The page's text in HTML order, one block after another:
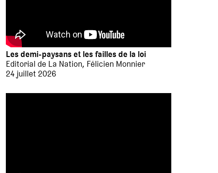
Les demi-paysans et les failles de la loi
Editorial de La Nation, Félicien Monnier
24 juillet 2026